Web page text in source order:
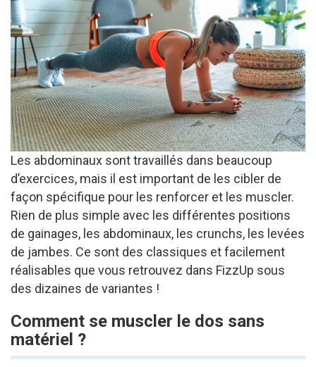
Les abdominaux sont travaillés dans beaucoup
d’exercices, mais il est important de les cibler de
façon spécifique pour les renforcer et les muscler.
Rien de plus simple avec les différentes positions
de gainages, les abdominaux, les crunchs, les levées
de jambes. Ce sont des classiques et facilement
réalisables que vous retrouvez dans FizzUp sous
des dizaines de variantes !
Comment se muscler le dos sans
matériel ?